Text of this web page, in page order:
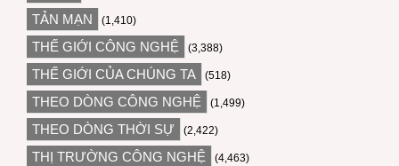
TẢN MẠN (1,410)
THẾ GIỚI CÔNG NGHỆ (3,388)
THẾ GIỚI CỦA CHÚNG TA (518)
THEO DÒNG CÔNG NGHỆ (1,499)
THEO DÒNG THỜI SỰ (2,422)
THỊ TRƯỜNG CÔNG NGHỆ (4,463)